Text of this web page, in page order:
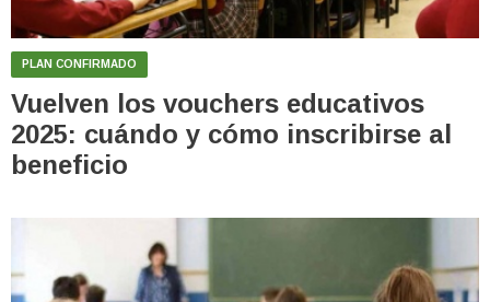
PLAN CONFIRMADO
Vuelven los vouchers educativos
2025: cuándo y cómo inscribirse al
beneficio